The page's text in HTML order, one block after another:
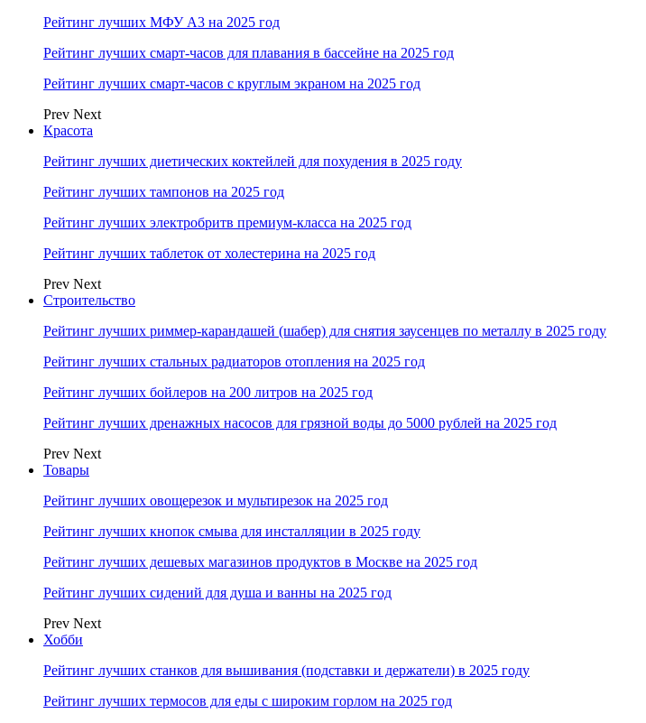
Рейтинг лучших МФУ А3 на 2025 год
Рейтинг лучших смарт-часов для плавания в бассейне на 2025 год
Рейтинг лучших смарт-часов с круглым экраном на 2025 год
Prev Next
Красота
Рейтинг лучших диетических коктейлей для похудения в 2025 году
Рейтинг лучших тампонов на 2025 год
Рейтинг лучших электробритв премиум-класса на 2025 год
Рейтинг лучших таблеток от холестерина на 2025 год
Prev Next
Строительство
Рейтинг лучших риммер-карандашей (шабер) для снятия заусенцев по металлу в 2025 году
Рейтинг лучших стальных радиаторов отопления на 2025 год
Рейтинг лучших бойлеров на 200 литров на 2025 год
Рейтинг лучших дренажных насосов для грязной воды до 5000 рублей на 2025 год
Prev Next
Товары
Рейтинг лучших овощерезок и мультирезок на 2025 год
Рейтинг лучших кнопок смыва для инсталляции в 2025 году
Рейтинг лучших дешевых магазинов продуктов в Москве на 2025 год
Рейтинг лучших сидений для душа и ванны на 2025 год
Prev Next
Хобби
Рейтинг лучших станков для вышивания (подставки и держатели) в 2025 году
Рейтинг лучших термосов для еды с широким горлом на 2025 год